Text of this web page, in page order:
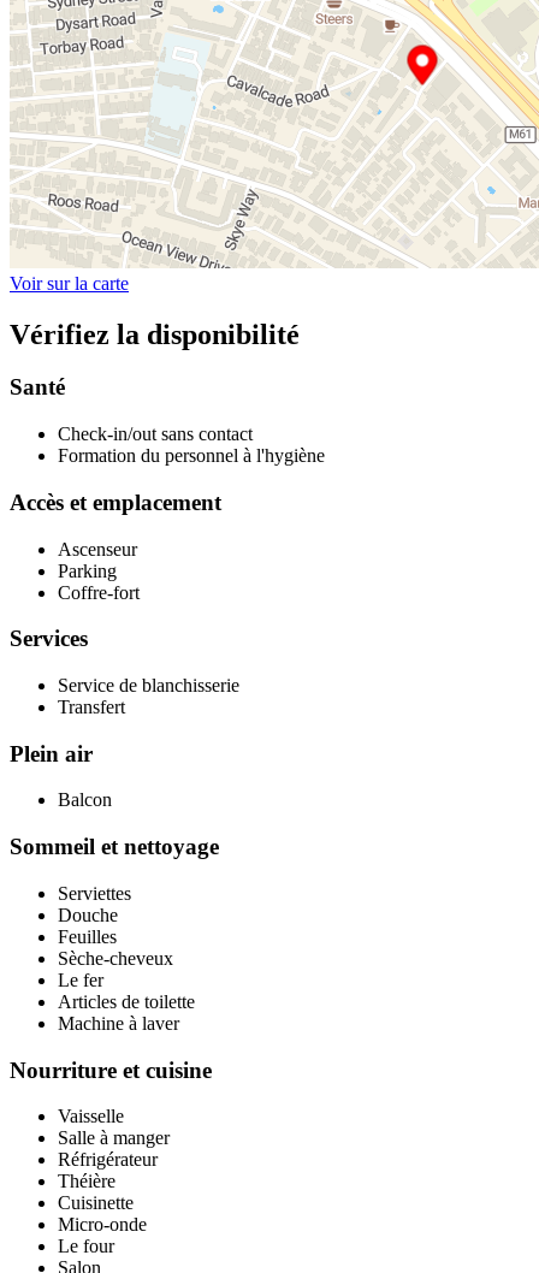
Voir sur la carte
Vérifiez la disponibilité
Santé
Check-in/out sans contact
Formation du personnel à l'hygiène
Accès et emplacement
Ascenseur
Parking
Coffre-fort
Services
Service de blanchisserie
Transfert
Plein air
Balcon
Sommeil et nettoyage
Serviettes
Douche
Feuilles
Sèche-cheveux
Le fer
Articles de toilette
Machine à laver
Nourriture et cuisine
Vaisselle
Salle à manger
Réfrigérateur
Théière
Cuisinette
Micro-onde
Le four
Salon